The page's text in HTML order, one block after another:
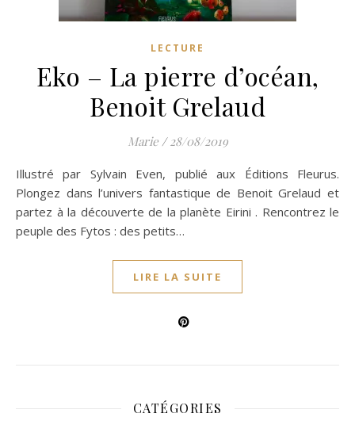
LECTURE
Eko – La pierre d’océan,
Benoit Grelaud
Marie / 28/08/2019
Illustré par Sylvain Even, publié aux Éditions Fleurus.
Plongez dans l’univers fantastique de Benoit Grelaud et
partez à la découverte de la planète Eirini . Rencontrez le
peuple des Fytos : des petits…
LIRE LA SUITE
CATÉGORIES